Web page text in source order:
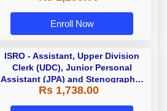
Enroll Now
ISRO - Assistant, Upper Division
Clerk (UDC), Junior Personal
Assistant (JPA) and Stenographer
- Target Batch | Hinglish | Online
Rs 1,738.00